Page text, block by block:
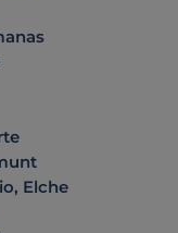
Elche